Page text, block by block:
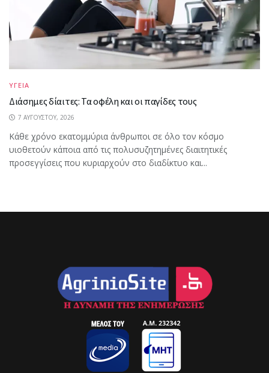
ΥΓΕΙΑ
Διάσημες δίαιτες: Τα οφέλη και οι παγίδες τους
7 ΑΥΓΟΎΣΤΟΥ, 2026
Κάθε χρόνο εκατομμύρια άνθρωποι σε όλο τον κόσμο
υιοθετούν κάποια από τις πολυσυζητημένες διαιτητικές
προσεγγίσεις που κυριαρχούν στο διαδίκτυο και...